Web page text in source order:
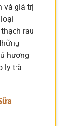
và giá trị
rau
hương
ly trà